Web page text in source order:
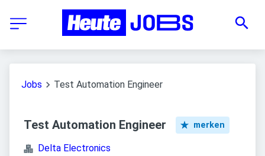
Jobs Test Automation Engineer
Test Automation Engineer merken
Delta Electronics